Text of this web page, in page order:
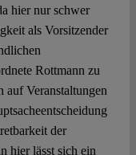
hier nur schwer
als Vorsitzender
Rottmann zu
auf Veranstaltungen
der
hier lässt sich ein